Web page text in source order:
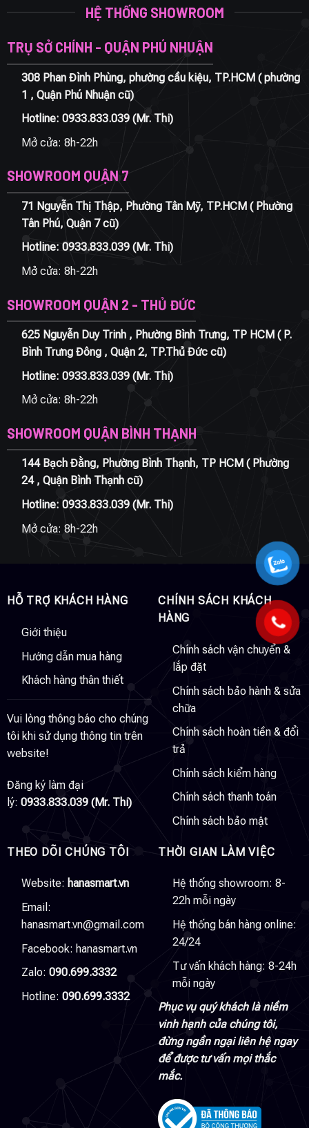
HỆ THỐNG SHOWROOM
TRỤ SỞ CHÍNH - QUẬN PHÚ NHUẬN
308 Phan Đình Phùng, phường cầu kiệu, TP.HCM ( phường
1 , Quận Phú Nhuận cũ)
Hotline: 0933.833.039(Mr. Thi)
Mở cửa: 8h-22h
SHOWROOM QUẬN 7
71 Nguyễn Thị Thập, Phường Tân Mỹ, TP.HCM ( Phường
Tân Phú, Quận 7 cũ)
Hotline: 0933.833.039(Mr. Thi)
Mở cửa: 8h-22h
SHOWROOM QUẬN 2 - THỦ ĐỨC
625 Nguyễn Duy Trinh , Phường Bình Trưng, TP HCM ( P.
Bình Trưng Đông , Quận 2, TP.Thủ Đức cũ)
Hotline: 0933.833.039(Mr. Thi)
Mở cửa: 8h-22h
SHOWROOM QUẬN BÌNH THẠNH
144 Bạch Đằng, Phường Bình Thạnh, TP HCM ( Phường
24 , Quận Bình Thạnh cũ)
Hotline: 0933.833.039(Mr. Thi)
Mở cửa: 8h-22h
HỖ TRỢ KHÁCH HÀNG
Giới thiệu
Hướng dẫn mua hàng
Khách hàng thân thiết
Vui lòng thông báo cho chúng
tôi khi sử dụng thông tin trên
website!
Đăng ký làm đại
lý: 0933.833.039 (Mr. Thi)
CHÍNH SÁCH KHÁCH
HÀNG
Chính sách vận chuyển &
lắp đặt
Chính sách bảo hành & sửa
chữa
Chính sách hoàn tiền & đổi
trả
Chính sách kiểm hàng
Chính sách thanh toán
Chính sách bảo mật
THEO DÕI CHÚNG TÔI
Website: hanasmart.vn
Email:
hanasmart.vn@gmail.com
Facebook: hanasmart.vn
Zalo: 090.699.3332
Hotline: 090.699.3332
THỜI GIAN LÀM VIỆC
Hệ thống showroom: 8-
22h mỗi ngày
Hệ thống bán hàng online:
24/24
Tư vấn khách hàng: 8-24h
mỗi ngày
Phục vụ quý khách là niềm
vinh hạnh của chúng tôi,
đừng ngần ngại liên hệ ngay
để được tư vấn mọi thắc
mắc.